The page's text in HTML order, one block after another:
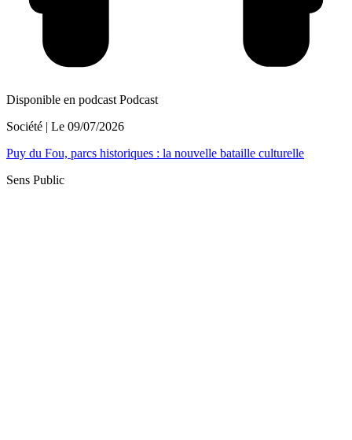
Disponible en podcast Podcast
Société | Le 09/07/2026
Puy du Fou, parcs historiques : la nouvelle bataille culturelle
Sens Public